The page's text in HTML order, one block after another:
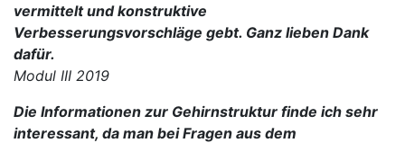
vermittelt und konstruktive
Verbesserungsvorschläge gebt. Ganz lieben Dank
dafür.
Modul III 2019
Die Informationen zur Gehirnstruktur finde ich sehr
interessant, da man bei Fragen aus dem